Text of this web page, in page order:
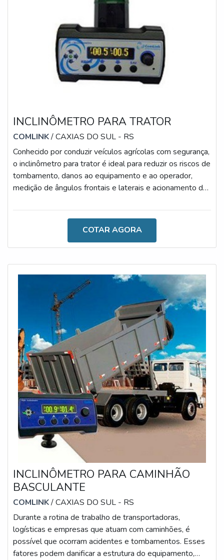
INCLINÔMETRO PARA TRATOR
COMLINK/ CAXIAS DO SUL - RS
Conhecido por conduzir veículos agrícolas com segurança,
o inclinômetro para trator é ideal para reduzir os riscos de
tombamento, danos ao equipamento e ao operador,
medição de ângulos frontais e laterais e acionamento de
salientar que, dentre as principais informações técnicas
configuração; Inclinações laterais e frontais; Download de
eventos via USB; Alimentação de 8Vcc e 36Vcc; Grau de
COTAR AGORA
INCLINÔMETRO PARA CAMINHÃO
BASCULANTE
COMLINK/ CAXIAS DO SUL - RS
Durante a rotina de trabalho de transportadoras,
logísticas e empresas que atuam com caminhões, é
possível que ocorram acidentes e tombamentos. Esses
fatores podem danificar a estrutura do equipamento,